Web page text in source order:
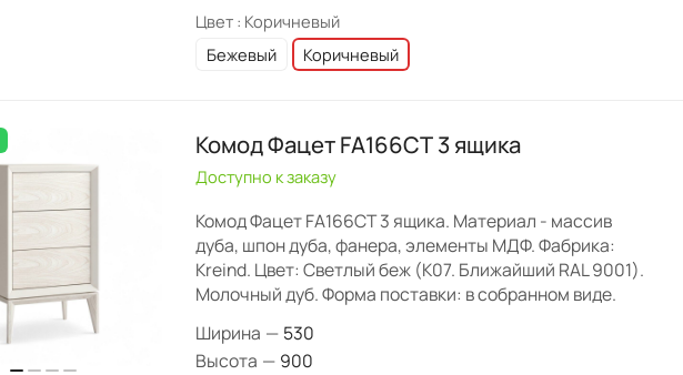
Цвет : Коричневый
Бежевый
Коричневый
Комод Фацет FA166CT 3 ящика
Доступно к заказу
Комод Фацет FA166CT 3 ящика. Материал - массив
дуба, шпон дуба, фанера, элементы МДФ. Фабрика:
Kreind. Цвет: Светлый беж (K07. Ближайший RAL 9001).
Молочный дуб. Форма поставки: в собранном виде.
Ширина — 530
Высота — 900